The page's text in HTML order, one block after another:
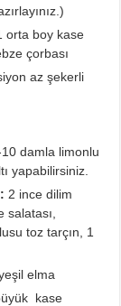
orta boy kase
çorbası
az şekerli
10 damla limonlu
yapabilirsiniz.
2 ince dilim
toz tarçın, 1
elma
kase